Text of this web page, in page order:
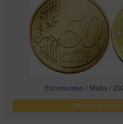
Euromunten / Malta /
Melding bij